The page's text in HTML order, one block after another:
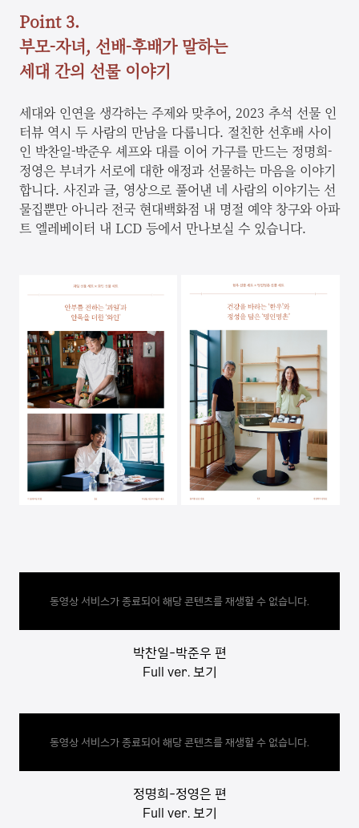
Point 3.
부모-자녀, 선배-후배가 말하는
세대 간의 선물 이야기
세대와 인연을 생각하는 주제와 맞추어, 2023 추석 선물 인
터뷰 역시 두 사람의 만남을 다룹니다. 절친한 선후배 사이
인 박찬일-박준우 셰프와 대를 이어 가구를 만드는 정명희-
정영은 부녀가 서로에 대한 애정과 선물하는 마음을 이야기
합니다. 사진과 글, 영상으로 풀어낸 네 사람의 이야기는 선
물집뿐만 아니라 전국 현대백화점 내 명절 예약 창구와 아파
트 엘레베이터 내 LCD 등에서 만나보실 수 있습니다.
동영상 서비스가 종료되어 해당 콘텐츠를 재생할 수 없습니다.
박찬일-박준우 편
Full ver. 보기
동영상 서비스가 종료되어 해당 콘텐츠를 재생할 수 없습니다.
정명희-정영은 편
Full ver. 보기